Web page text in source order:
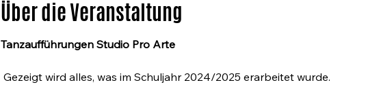
Über die Veranstaltung
Tanzaufführungen Studio Pro Arte
Gezeigt wird alles, was im Schuljahr 2024/2025 erarbeitet wurde.